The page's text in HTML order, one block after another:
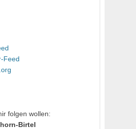
Feed
folgen wollen:
Birtel